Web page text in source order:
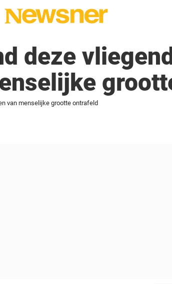
deze
van menselijke grootte ontrafeld